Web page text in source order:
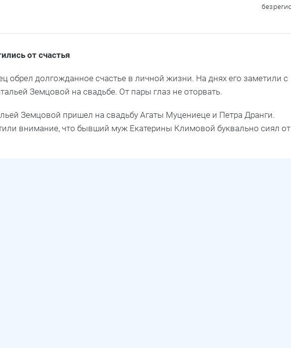
от счастья
обрел долгожданное счастье в личной жизни. На днях его заметили с
Земцовой на свадьбе. От пары глаз не оторвать.
Земцовой пришел на свадьбу Агаты Муцениеце и Петра Дранги.
внимание, что бывший муж Екатерины Климовой буквально сиял от